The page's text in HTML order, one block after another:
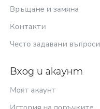
Връщане и замяна
Контакти
Често задавани въпроси
Вход и акаунт
Моят акаунт